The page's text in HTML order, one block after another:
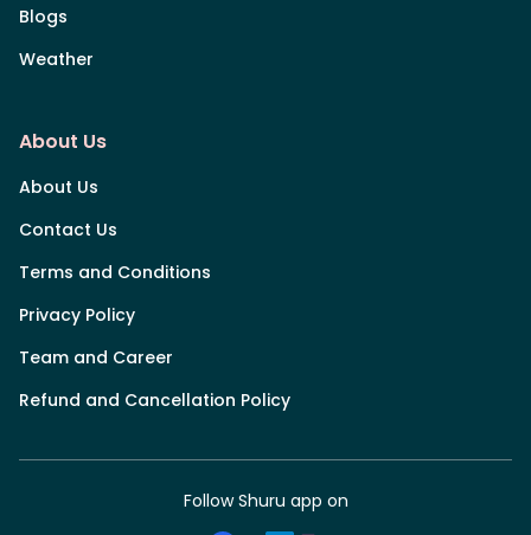
Blogs
Weather
About Us
About Us
Contact Us
Terms and Conditions
Privacy Policy
Team and Career
Refund and Cancellation Policy
Follow Shuru app on